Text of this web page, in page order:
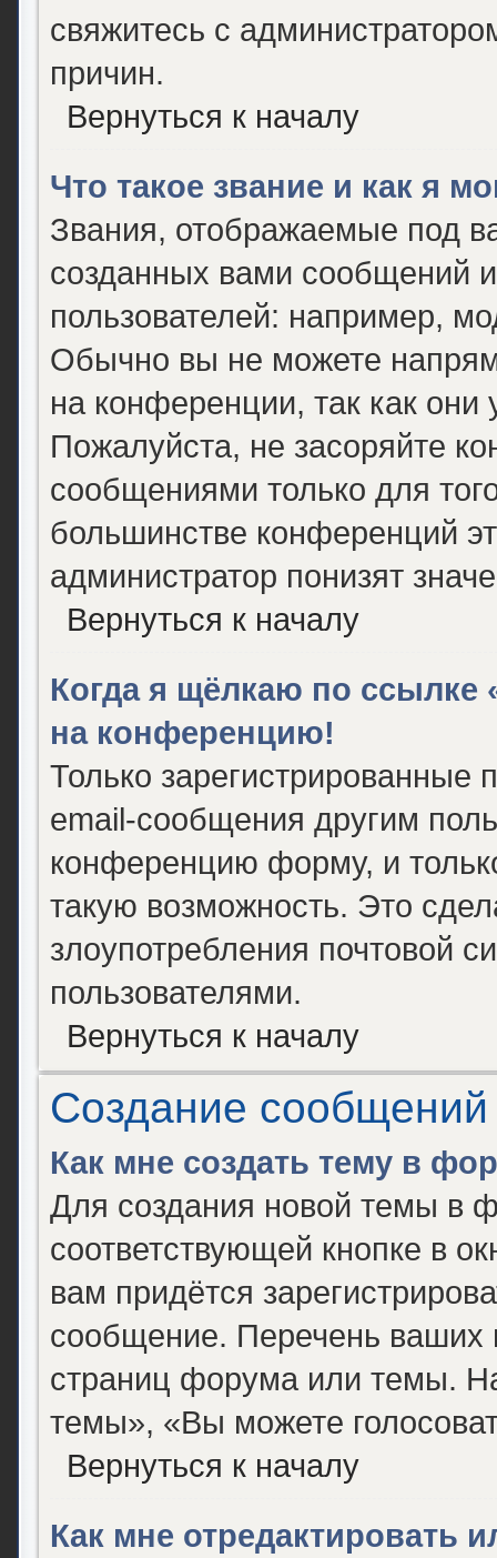
свяжитесь с
причин.
Вернуться к началу
Что такое звание и как я
Звания, отображаемые под
созданных вами сообщений
пользователей: например,
Обычно вы не можете
на конференции, так как
Пожалуйста, не засоряйте
сообщениями только для
большинстве конференций
администратор понизят
Вернуться к началу
Когда я щёлкаю по ссылке
на конференцию!
Только зарегистрированные
email-сообщения другим
конференцию форму, и
такую возможность. Это
злоупотребления почтовой
пользователями.
Вернуться к началу
Создание сообщений
Как мне создать тему в
Для создания новой темы в
соответствующей кнопке в
вам придётся
сообщение. Перечень ваших
страниц форума или темы.
темы», «Вы можете
Вернуться к началу
Как мне отредактировать